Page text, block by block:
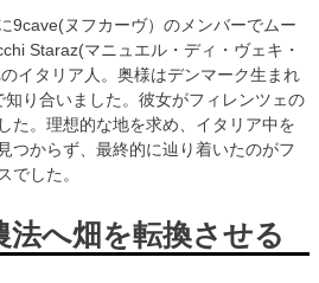
9cave(ヌフカーヴ）のメンバーでムー
Staraz(マニュエル・ディ・ヴェキ・
イタリア人。奥様はデンマーク生まれ
り合いました。彼女がフィレンツェの
た。理想的な地を求め、イタリア中を
つからず、最終的に辿り着いたのがフ
でした。
法へ畑を転換させる